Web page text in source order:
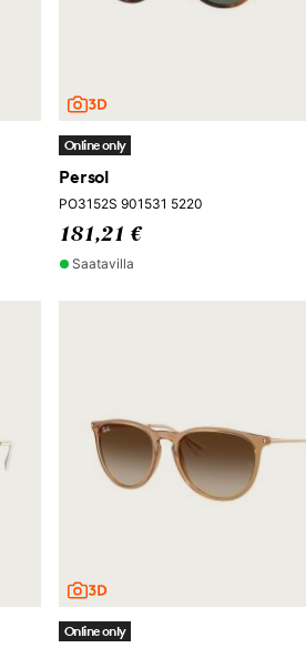
Online only
Persol
PO3152S 901531 5220
181,21 €
Saatavilla
Online only